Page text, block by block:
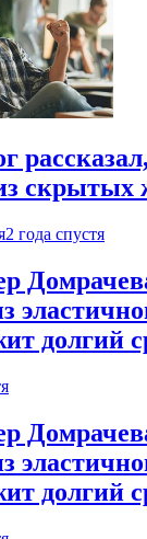
скрытых
2 года спустя
долгий
долгий